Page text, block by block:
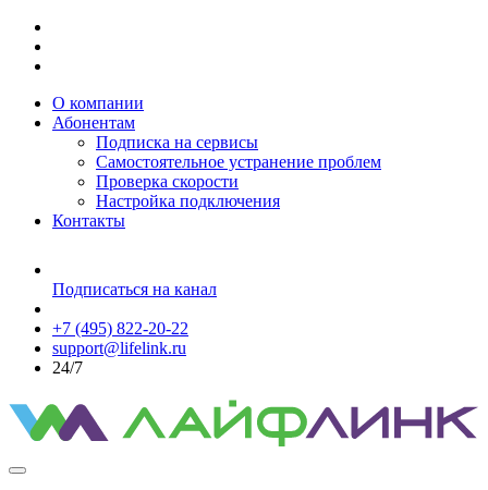
О компании
Абонентам
Подписка на сервисы
Самостоятельное устранение проблем
Проверка скорости
Настройка подключения
Контакты
Подписаться на канал
+7 (495) 822-20-22
support@lifelink.ru
24/7